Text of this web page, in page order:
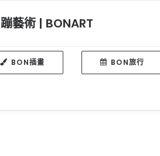
蹦藝術 | BONART
BON插畫 BON旅行